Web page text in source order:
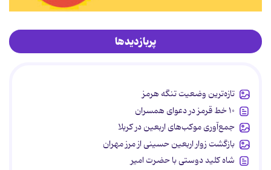
پربازدیدها
تازه‌ترین وضعیت تنگه هرمز
۱۰ خط قرمز در دعوای همسران
جمع‌آوری موکب‌های اربعین در کربلا
بازگشت زوار اربعین حسینی از مرز مهران
شاه کلید دوستی با حضرت امیر